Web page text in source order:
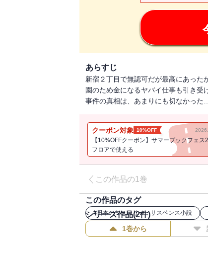
あらすじ
新宿２丁目で無認可だが最高にあった
園のため金になるヤバイ仕事も引き
事件の真相は、あまりにも切なかっ
クーポン対象 10%OFF
【10%OFFクーポン】サマーブックフェス
フロアで使える
この作品の1巻
この作品のタグ
#日本のミステリー・サスペンス小説
シリーズ作品(2件)
1巻から